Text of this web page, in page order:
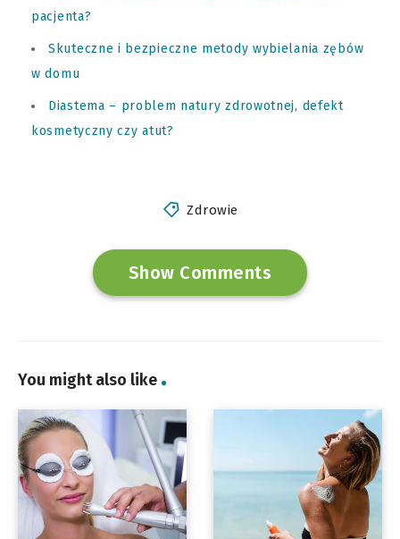
pacjenta?
Skuteczne i bezpieczne metody wybielania zębów
w domu
Diastema – problem natury zdrowotnej, defekt
kosmetyczny czy atut?
Zdrowie
Show Comments
You might also like